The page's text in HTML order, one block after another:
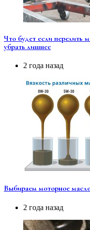
Что будет если перелить
убрать лишнее
2 года назад
Выбираем моторное
2 года назад